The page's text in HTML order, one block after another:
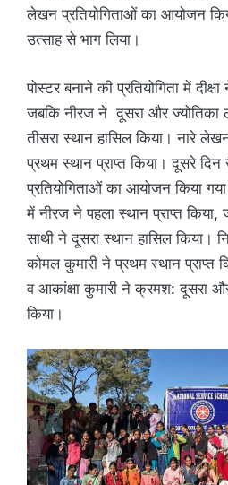
लेखन प्रतियोगिताओं का आयोजन
उत्साह से भाग लिया।
पोस्टर बनाने की प्रतियोगिता में
जबकि नीरज ने दूसरा और
तीसरा स्थान हासिल किया। नारे
प्रथम स्थान प्राप्त किया। दूसरे
प्रतियोगिताओं का आयोजन किया
में नीरज ने पहला स्थान प्राप्त किया,
साथी ने दूसरा स्थान हासिल किया।
कोमल कुमारी ने प्रथम स्थान प्राप्त
व आकांक्षा कुमारी ने क्रमश: दूसरा और
किया।